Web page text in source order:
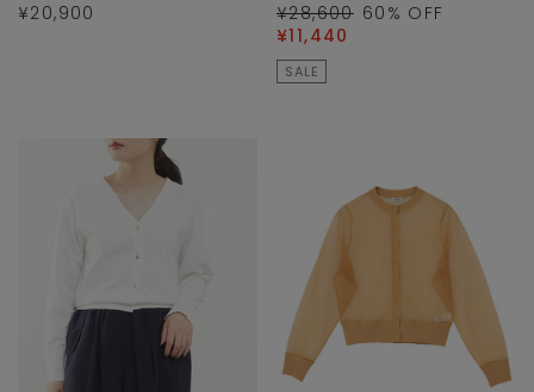
¥20,900 ¥28,600 60 % OFF
¥11,440
SALE